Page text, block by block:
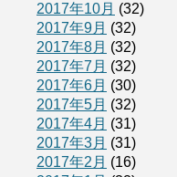
2017年10月 (32)
2017年9月 (32)
2017年8月 (32)
2017年7月 (32)
2017年6月 (30)
2017年5月 (32)
2017年4月 (31)
2017年3月 (31)
2017年2月 (16)